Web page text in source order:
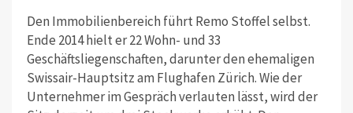
Den Immobilienbereich führt Remo Stoffel selbst.
Ende 2014 hielt er 22 Wohn- und 33
Geschäftsliegenschaften, darunter den ehemaligen
Swissair-Hauptsitz am Flughafen Zürich. Wie der
Unternehmer im Gespräch verlauten lässt, wird der